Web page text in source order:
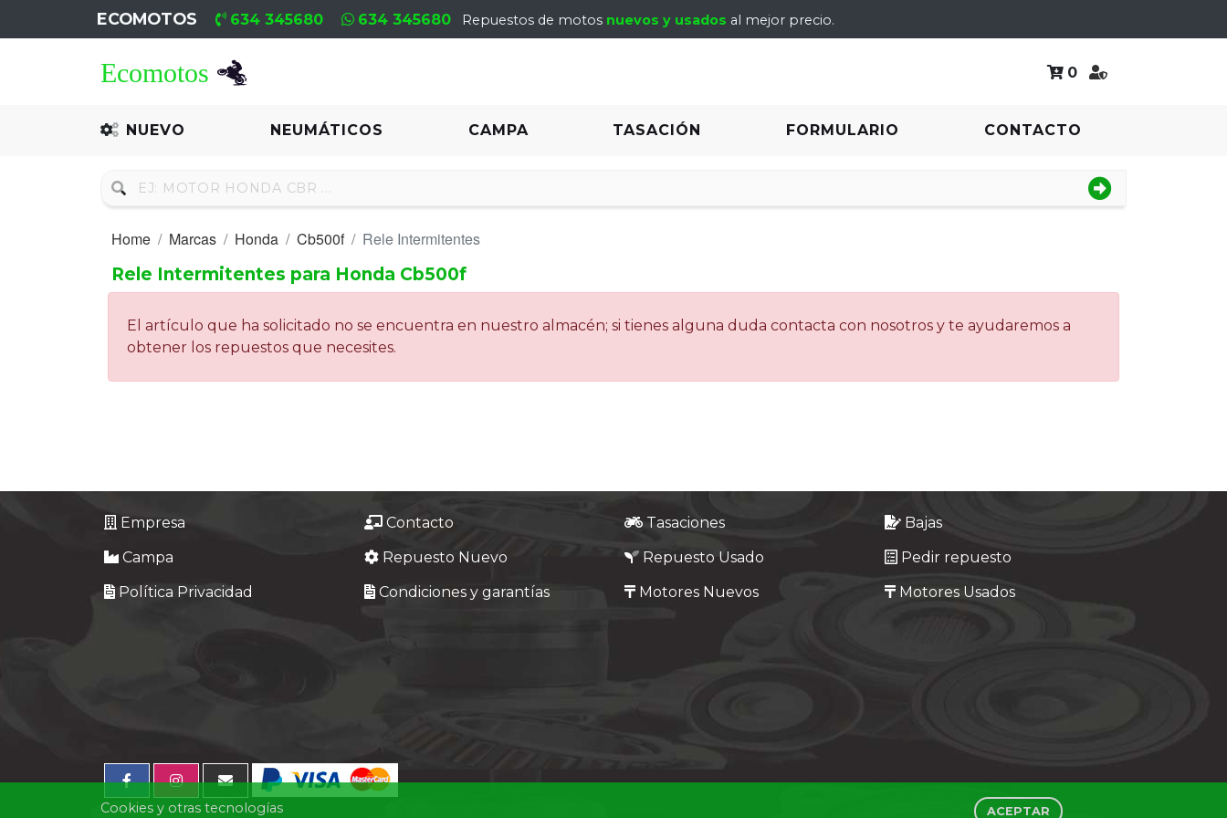
ECOMOTOS 634 345680 634 345680 Repuestos de motos nuevos y usados al mejor precio.
0
NUEVO NEUMÁTICOS CAMPA TASACIÓN FORMULARIO CONTACTO
Recambio
Neumáticos
Motores
Empresa
Contacto
Home Marcas Honda Cb500f
Rele Intermitentes
Rele Intermitentes para Honda Cb500f
El artículo que ha solicitado no se encuentra en nuestro almacén; si tienes alguna duda contacta con nosotros y te ayudaremos a
obtener los repuestos que necesites.
Empresa Contacto Tasaciones
Bajas
Campa
Repuesto Nuevo Repuesto Usado
Pedir repuesto
Política Privacidad
Condiciones y garantías Motores Nuevos Motores Usados
Cookies y otras tecnologías ACEPTAR